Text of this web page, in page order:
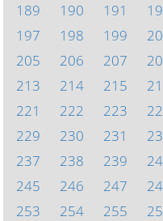
189
190 191
197
198 199
205
206 207
213
214 215
221
222 223
229
230 231
237
238 239
245
246 247
253
254 255